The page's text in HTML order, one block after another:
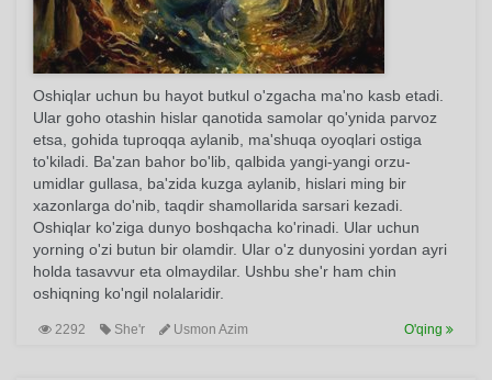
Oshiqlar uchun bu hayot butkul o'zgacha ma'no kasb etadi.
Ular goho otashin hislar qanotida samolar qo'ynida parvoz
etsa, gohida tuproqqa aylanib, ma'shuqa oyoqlari ostiga
to'kiladi. Ba'zan bahor bo'lib, qalbida yangi-yangi orzu-
umidlar gullasa, ba'zida kuzga aylanib, hislari ming bir
xazonlarga do'nib, taqdir shamollarida sarsari kezadi.
Oshiqlar ko'ziga dunyo boshqacha ko'rinadi. Ular uchun
yorning o'zi butun bir olamdir. Ular o'z dunyosini yordan ayri
holda tasavvur eta olmaydilar. Ushbu she'r ham chin
oshiqning ko'ngil nolalaridir.
2292 She'r Usmon Azim O'qing